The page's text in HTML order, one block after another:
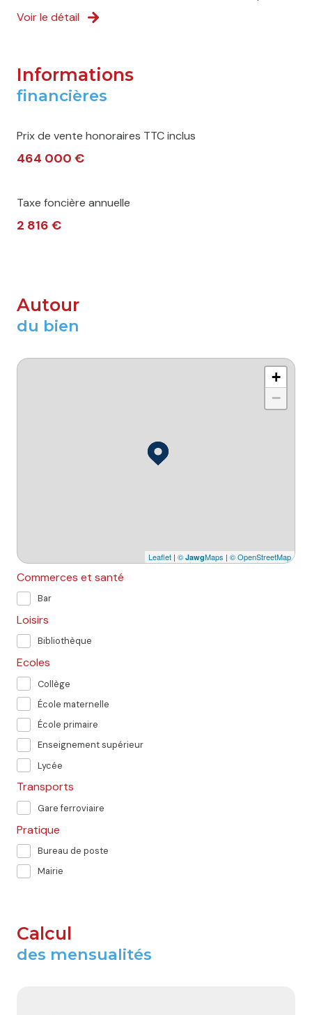
Voir le détail
Informations
financières
Prix de vente honoraires TTC inclus
464 000 €
Taxe foncière annuelle
2 816 €
Autour
du bien
+
−
Leaflet | © JawgMaps | © OpenStreetMap
Commerces et santé
Bar
Loisirs
Bibliothèque
Ecoles
Collège
École maternelle
École primaire
Enseignement supérieur
Lycée
Transports
Gare ferroviaire
Pratique
Bureau de poste
Mairie
Calcul
des mensualités